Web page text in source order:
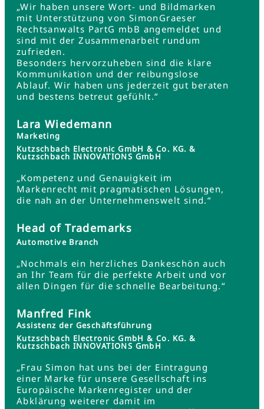
„Wir haben unsere Wort- und Bildmarken
mit Unterstützung von SimonGraeser
Rechtsanwalts PartG mbB angemeldet und
sind mit der Zusammenarbeit rundum
zufrieden.
Besonders hervorzuheben sind die klare
Kommunikation und der reibungslose
Ablauf. Wir haben uns jederzeit gut beraten
und bestens betreut gefühlt.“
Lara Wiedemann
Marketing
Kutzschbach Electronic GmbH & Co. KG. &
Kutzschbach INNOVATIONS GmbH
„Kompetenz und Genauigkeit im
Markenrecht mit pragmatischen Lösungen,
die nah an der Unternehmenswelt sind.“
Head of Trademarks
Automotive Branch
„Nochmals ein herzliches Dankeschön auch
an Ihr Team für die perfekte Arbeit und vor
allen Dingen für die schnelle Bearbeitung.“
Manfred Fink
Assistenz der Geschäftsführung
Kutzschbach Electronic GmbH & Co. KG. &
Kutzschbach INNOVATIONS GmbH
„Frau Simon hat uns bei der Eintragung
einer Marke für unsere Gesellschaft ins
Europäische Markenregister und der
Abklärung weiterer damit im